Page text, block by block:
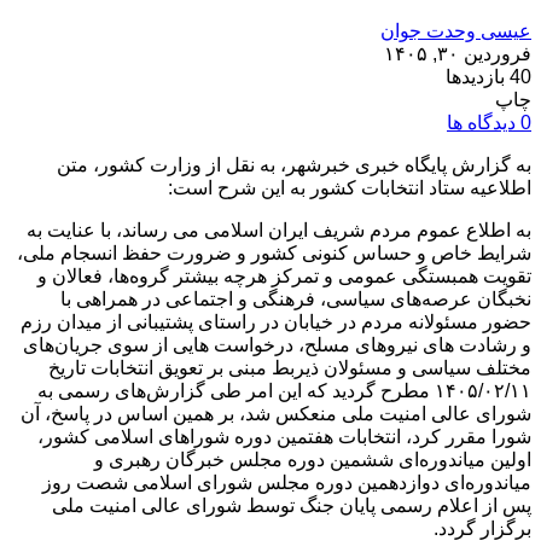
عیسی وحدت جوان
فروردین ۳۰, ۱۴۰۵
40 بازدیدها
چاپ
0 دیدگاه ها
به گزارش پایگاه خبری خبرشهر، به نقل از وزارت کشور، متن
اطلاعیه ستاد انتخابات کشور به این شرح است:
به اطلاع عموم مردم شریف ایران اسلامی می رساند، با عنایت به
شرایط خاص و حساس کنونی کشور و ضرورت حفظ انسجام ملی،
تقویت همبستگی عمومی و تمرکز هرچه بیشتر گروه‌ها، فعالان و
نخبگان عرصه‌های سیاسی، فرهنگی و اجتماعی در همراهی با
حضور مسئولانه مردم در خیابان در راستای پشتیبانی از میدان رزم
و رشادت های نیروهای مسلح، درخواست هایی از سوی جریان‌های
مختلف سیاسی و مسئولان ذیربط مبنی بر تعویق انتخابات تاریخ
۱۴۰۵/۰۲/۱۱ مطرح گردید که این امر طی گزارش‌های رسمی به
شورای عالی امنیت ملی منعکس شد، بر همین اساس در پاسخ، آن
شورا مقرر کرد، انتخابات هفتمین دوره شوراهای اسلامی کشور،
اولین میاندوره‌ای ششمین دوره مجلس خبرگان رهبری و
میاندوره‌ای دوازدهمین دوره مجلس شورای اسلامی شصت روز
پس از اعلام رسمی پایان جنگ توسط شورای عالی امنیت ملی
برگزار گردد.